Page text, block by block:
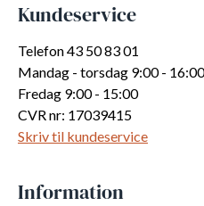
Kundeservice
Telefon 43 50 83 01
Mandag - torsdag 9:00 - 16:00
Fredag 9:00 - 15:00
CVR nr: 17039415
Skriv til kundeservice
Information